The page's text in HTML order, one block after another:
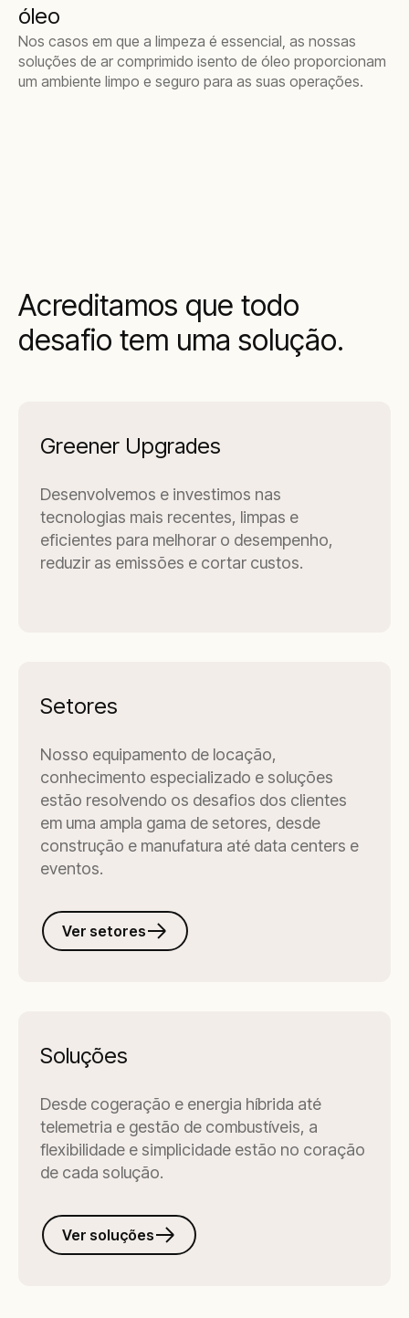
óleo
Nos casos em que a limpeza é essencial, as nossas
soluções de ar comprimido isento de óleo proporcionam
um ambiente limpo e seguro para as suas operações.
Acreditamos que todo
desafio tem uma solução.
Greener Upgrades
Desenvolvemos e investimos nas
tecnologias mais recentes, limpas e
eficientes para melhorar o desempenho,
reduzir as emissões e cortar custos.
Setores
Nosso equipamento de locação,
conhecimento especializado e soluções
estão resolvendo os desafios dos clientes
em uma ampla gama de setores, desde
construção e manufatura até data centers e
eventos.
Ver setores
Soluções
Desde cogeração e energia híbrida até
telemetria e gestão de combustíveis, a
flexibilidade e simplicidade estão no coração
de cada solução.
Ver soluções